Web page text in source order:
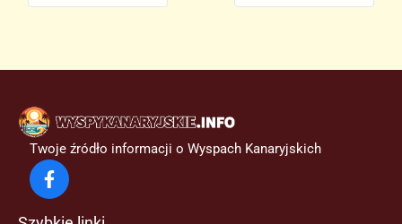
Twoje źródło informacji o Wyspach Kanaryjskich